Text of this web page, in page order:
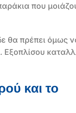
που
θα πρέπει όμως
Εξοπλίσου
και το